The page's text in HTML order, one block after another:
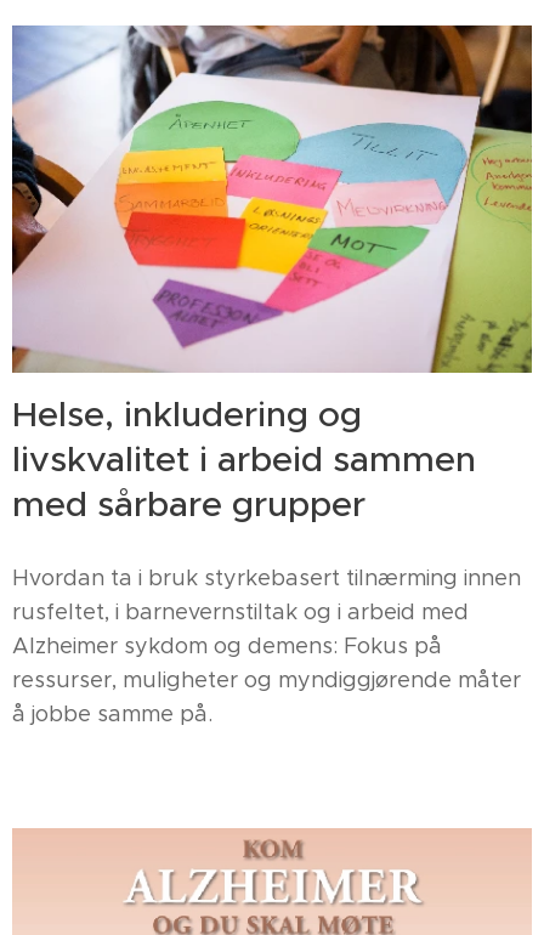
Helse, inkludering og
livskvalitet i arbeid sammen
med sårbare grupper
Hvordan ta i bruk styrkebasert tilnærming innen
rusfeltet, i barnevernstiltak og i arbeid med
Alzheimer sykdom og demens: Fokus på
ressurser, muligheter og myndiggjørende måter
å jobbe samme på.